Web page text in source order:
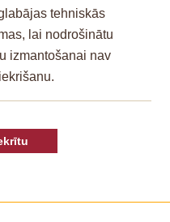
tehniskās
lai nodrošinātu
izmantošanai nav